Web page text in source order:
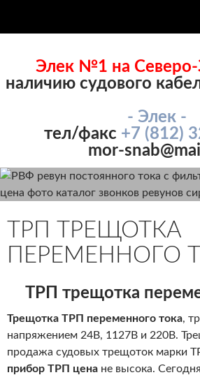
СОДЕРЖИМОМУ
Элек №1 на Северо-
наличию судового
- Элек -
тел/факс +7 (812)
mor-
ТРП ТРЕЩОТКА
ПЕРЕМЕННОГО
ТРП трещотка
Трещотка ТРП переменного тока,
напряжением 24В, 1127В и 220В.
продажа судовых трещоток марки
прибор ТРП цена не высока.